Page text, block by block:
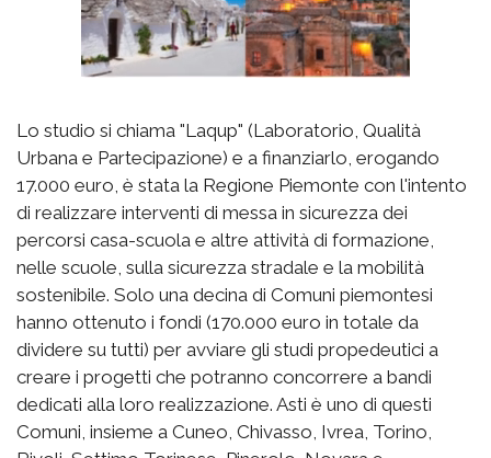
Lo studio si chiama "Laqup" (Laboratorio, Qualità
Urbana e Partecipazione) e a finanziarlo, erogando
17.000 euro, è stata la Regione Piemonte con l'intento
di realizzare interventi di messa in sicurezza dei
percorsi casa-scuola e altre attività di formazione,
nelle scuole, sulla sicurezza stradale e la mobilità
sostenibile. Solo una decina di Comuni piemontesi
hanno ottenuto i fondi (170.000 euro in totale da
dividere su tutti) per avviare gli studi propedeutici a
creare i progetti che potranno concorrere a bandi
dedicati alla loro realizzazione. Asti è uno di questi
Comuni, insieme a Cuneo, Chivasso, Ivrea, Torino,